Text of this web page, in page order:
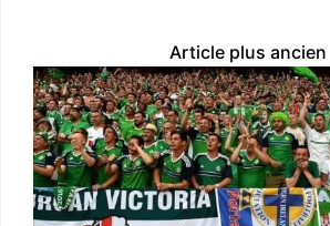
Article plus ancien